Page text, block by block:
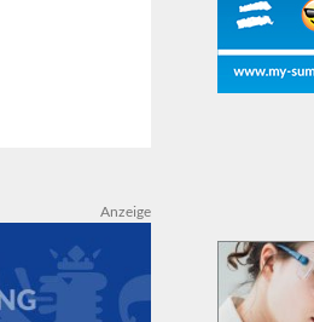
Anzeige